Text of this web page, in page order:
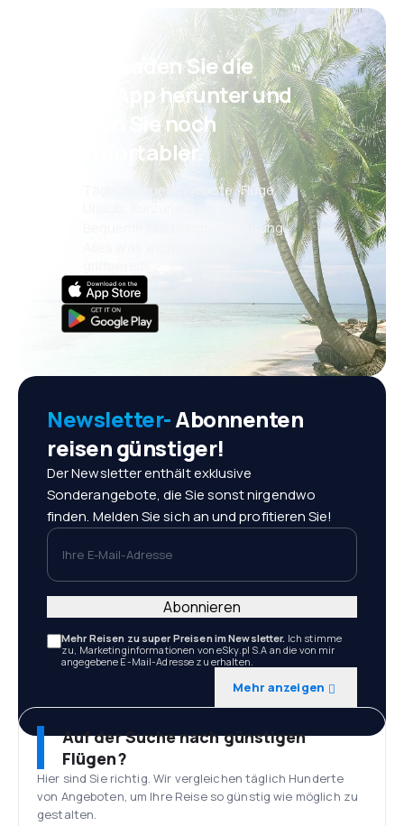
Psst! Laden Sie die
eSky App herunter und
reisen Sie noch
komfortabler.
Täglich neue Angebote: Flüge,
Bequeme Buchungsverwaltung
Newsletter-Abonnenten
reisen günstiger!
Der Newsletter enthält exklusive
Sonderangebote, die Sie sonst nirgendwo
finden. Melden Sie sich an und profitieren Sie!
Ihre E-Mail-Adresse
Mehr Reisen zu super Preisen im Newsletter. Ich stimme
zu, Marketinginformationen von eSky.pl S.A an die von mir
angegebene E-Mail-Adresse zu erhalten.
Mehr anzeigen
Abonnieren
Auf der Suche nach günstigen
Flügen?
Hier sind Sie richtig. Wir vergleichen täglich Hunderte
von Angeboten, um Ihre Reise so günstig wie möglich zu
gestalten.